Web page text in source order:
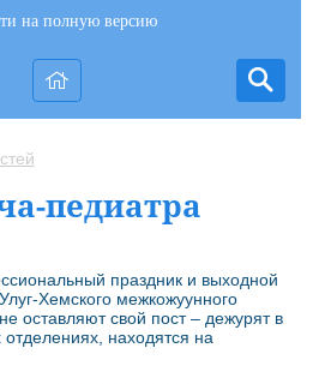
на полную версию
педиатра
праздник и выходной
Хемского межкожуунного
оставляют свой пост – дежурят в
находятся на